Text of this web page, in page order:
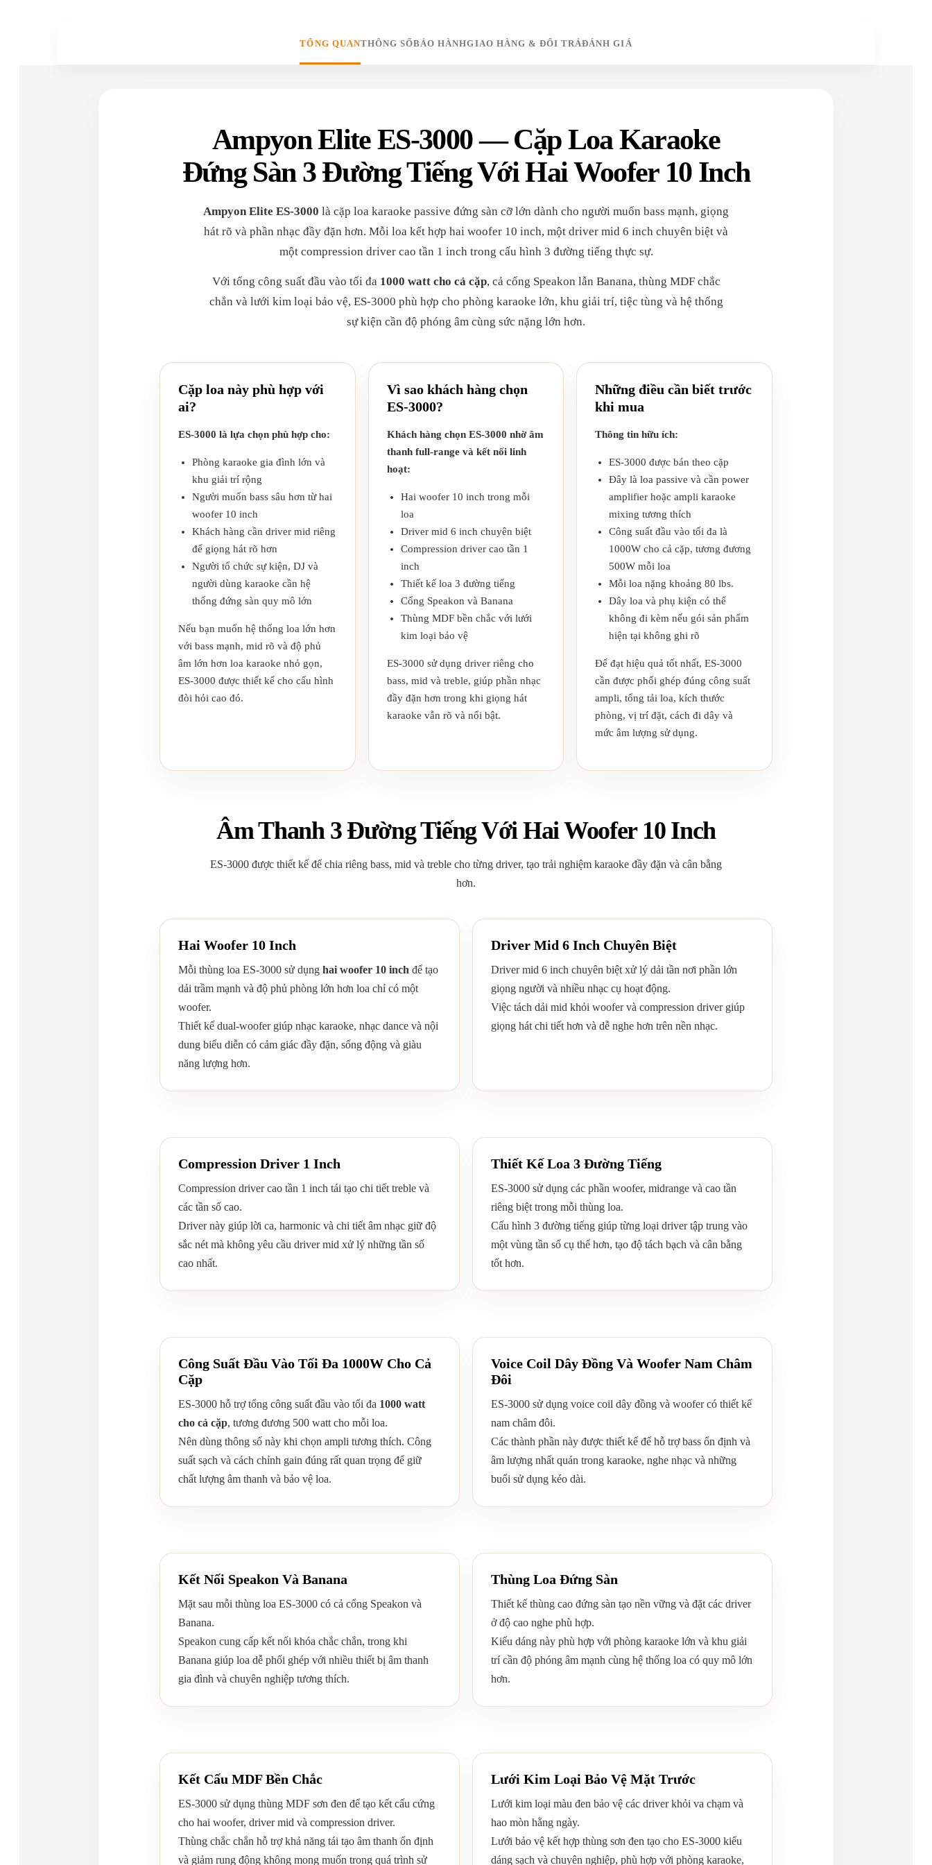
TỔNG QUANTHÔNG SỐBẢO HÀNHGIAO HÀNG & ĐỔI TRẢĐÁNH GIÁ
Ampyon Elite ES-3000 — Cặp Loa Karaoke
Đứng Sàn 3 Đường Tiếng Với Hai Woofer 10 Inch
Ampyon Elite ES-3000 là cặp loa karaoke passive đứng sàn cỡ lớn dành cho người muốn bass mạnh, giọng
hát rõ và phần nhạc đầy đặn hơn. Mỗi loa kết hợp hai woofer 10 inch, một driver mid 6 inch chuyên biệt và
một compression driver cao tần 1 inch trong cấu hình 3 đường tiếng thực sự.
Với tổng công suất đầu vào tối đa 1000 watt cho cả cặp, cả cổng Speakon lẫn Banana, thùng MDF chắc
chắn và lưới kim loại bảo vệ, ES-3000 phù hợp cho phòng karaoke lớn, khu giải trí, tiệc tùng và hệ thống
sự kiện cần độ phóng âm cùng sức nặng lớn hơn.
Cặp loa này phù hợp với
ai?
ES-3000 là lựa chọn phù hợp cho:
Phòng karaoke gia đình lớn và
khu giải trí rộng
Người muốn bass sâu hơn từ hai
woofer 10 inch
Khách hàng cần driver mid riêng
để giọng hát rõ hơn
Người tổ chức sự kiện, DJ và
người dùng karaoke cần hệ
thống đứng sàn quy mô lớn
Nếu bạn muốn hệ thống loa lớn hơn
với bass mạnh, mid rõ và độ phủ
âm lớn hơn loa karaoke nhỏ gọn,
ES-3000 được thiết kế cho cấu hình
đòi hỏi cao đó.
Vì sao khách hàng chọn
ES-3000?
Khách hàng chọn ES-3000 nhờ âm
thanh full-range và kết nối linh
hoạt:
Hai woofer 10 inch trong mỗi
loa
Driver mid 6 inch chuyên biệt
Compression driver cao tần 1
inch
Thiết kế loa 3 đường tiếng
Cổng Speakon và Banana
Thùng MDF bền chắc với lưới
kim loại bảo vệ
ES-3000 sử dụng driver riêng cho
bass, mid và treble, giúp phần nhạc
đầy đặn hơn trong khi giọng hát
karaoke vẫn rõ và nổi bật.
Những điều cần biết trước
khi mua
Thông tin hữu ích:
ES-3000 được bán theo cặp
Đây là loa passive và cần power
amplifier hoặc ampli karaoke
mixing tương thích
Công suất đầu vào tối đa là
1000W cho cả cặp, tương đương
500W mỗi loa
Mỗi loa nặng khoảng 80 lbs.
Dây loa và phụ kiện có thể
không đi kèm nếu gói sản phẩm
hiện tại không ghi rõ
Để đạt hiệu quả tốt nhất, ES-3000
cần được phối ghép đúng công suất
ampli, tổng tải loa, kích thước
phòng, vị trí đặt, cách đi dây và
mức âm lượng sử dụng.
Âm Thanh 3 Đường Tiếng Với Hai Woofer 10 Inch
ES-3000 được thiết kế để chia riêng bass, mid và treble cho từng driver, tạo trải nghiệm karaoke đầy đặn và cân bằng
hơn.
Hai Woofer 10 Inch
Mỗi thùng loa ES-3000 sử dụng hai woofer 10 inch để tạo
dải trầm mạnh và độ phủ phòng lớn hơn loa chỉ có một
woofer.
Thiết kế dual-woofer giúp nhạc karaoke, nhạc dance và nội
dung biểu diễn có cảm giác đầy đặn, sống động và giàu
năng lượng hơn.
Driver Mid 6 Inch Chuyên Biệt
Driver mid 6 inch chuyên biệt xử lý dải tần nơi phần lớn
giọng người và nhiều nhạc cụ hoạt động.
Việc tách dải mid khỏi woofer và compression driver giúp
giọng hát chi tiết hơn và dễ nghe hơn trên nền nhạc.
Compression Driver 1 Inch
Compression driver cao tần 1 inch tái tạo chi tiết treble và
các tần số cao.
Driver này giúp lời ca, harmonic và chi tiết âm nhạc giữ độ
sắc nét mà không yêu cầu driver mid xử lý những tần số
cao nhất.
Thiết Kế Loa 3 Đường Tiếng
ES-3000 sử dụng các phần woofer, midrange và cao tần
riêng biệt trong mỗi thùng loa.
Cấu hình 3 đường tiếng giúp từng loại driver tập trung vào
một vùng tần số cụ thể hơn, tạo độ tách bạch và cân bằng
tốt hơn.
Công Suất Đầu Vào Tối Đa 1000W Cho Cả
Cặp
ES-3000 hỗ trợ tổng công suất đầu vào tối đa 1000 watt
cho cả cặp, tương đương 500 watt cho mỗi loa.
Nên dùng thông số này khi chọn ampli tương thích. Công
suất sạch và cách chỉnh gain đúng rất quan trọng để giữ
chất lượng âm thanh và bảo vệ loa.
Voice Coil Dây Đồng Và Woofer Nam Châm
Đôi
ES-3000 sử dụng voice coil dây đồng và woofer có thiết kế
nam châm đôi.
Các thành phần này được thiết kế để hỗ trợ bass ổn định và
âm lượng nhất quán trong karaoke, nghe nhạc và những
buổi sử dụng kéo dài.
Kết Nối Speakon Và Banana
Mặt sau mỗi thùng loa ES-3000 có cả cổng Speakon và
Banana.
Speakon cung cấp kết nối khóa chắc chắn, trong khi
Banana giúp loa dễ phối ghép với nhiều thiết bị âm thanh
gia đình và chuyên nghiệp tương thích.
Thùng Loa Đứng Sàn
Thiết kế thùng cao đứng sàn tạo nền vững và đặt các driver
ở độ cao nghe phù hợp.
Kiểu dáng này phù hợp với phòng karaoke lớn và khu giải
trí cần độ phóng âm mạnh cùng hệ thống loa có quy mô lớn
hơn.
Kết Cấu MDF Bền Chắc
ES-3000 sử dụng thùng MDF sơn đen để tạo kết cấu cứng
cho hai woofer, driver mid và compression driver.
Thùng chắc chắn hỗ trợ khả năng tái tạo âm thanh ổn định
và giảm rung động không mong muốn trong quá trình sử
Lưới Kim Loại Bảo Vệ Mặt Trước
Lưới kim loại màu đen bảo vệ các driver khỏi va chạm và
hao mòn hằng ngày.
Lưới bảo vệ kết hợp thùng sơn đen tạo cho ES-3000 kiểu
dáng sạch và chuyên nghiệp, phù hợp với phòng karaoke,